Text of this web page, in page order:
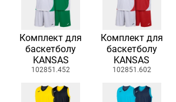
Комплект для
баскетболу
KANSAS
102851.452
Комплект для
баскетболу
KANSAS
102851.602